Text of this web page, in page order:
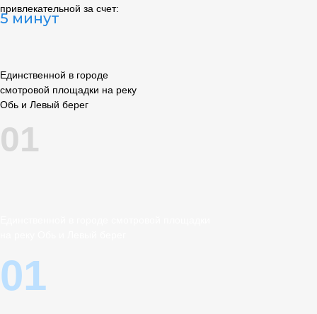
привлекательной за счет:
Единственной в городе
смотровой площадки на реку
Обь и Левый берег
01
01
5 минут